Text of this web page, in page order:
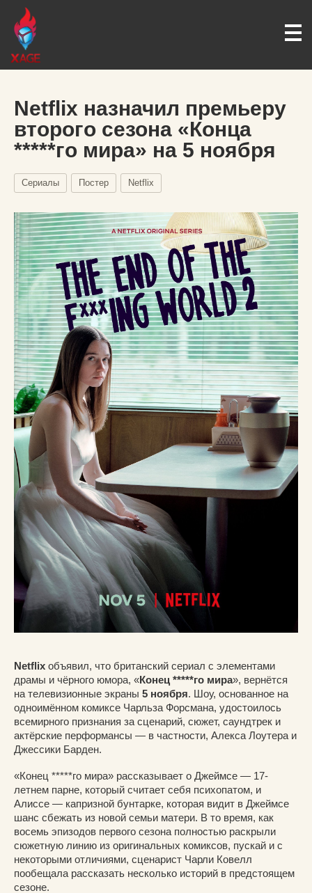
Netflix назначил премьеру
второго сезона «Конца
*****го мира» на 5 ноября
Сериалы Постер Netflix
Netflix объявил, что британский сериал с элементами
драмы и чёрного юмора, «Конец *****го мира», вернётся
на телевизионные экраны 5 ноября. Шоу, основанное на
одноимённом комиксе Чарльза Форсмана, удостоилось
всемирного признания за сценарий, сюжет, саундтрек и
актёрские перформансы — в частности, Алекса Лоутера и
Джессики Барден.
«Конец *****го мира» рассказывает о Джеймсе — 17-
летнем парне, который считает себя психопатом, и
Алиссе — капризной бунтарке, которая видит в Джеймсе
шанс сбежать из новой семьи матери. В то время, как
восемь эпизодов первого сезона полностью раскрыли
сюжетную линию из оригинальных комиксов, пускай и с
некоторыми отличиями, сценарист Чарли Ковелл
пообещала рассказать несколько историй в предстоящем
сезоне.